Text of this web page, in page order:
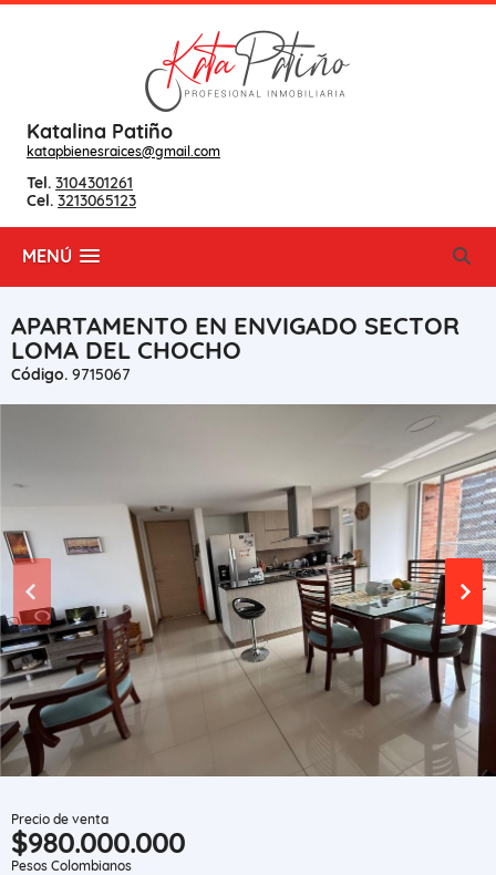
Katalina Patiño
katapbienesraices@gmail.com
Tel. 3104301261
Cel. 3213065123
MENÚ
APARTAMENTO EN ENVIGADO SECTOR
LOMA DEL CHOCHO
Código. 9715067
Precio de venta
$980.000.000
Pesos Colombianos